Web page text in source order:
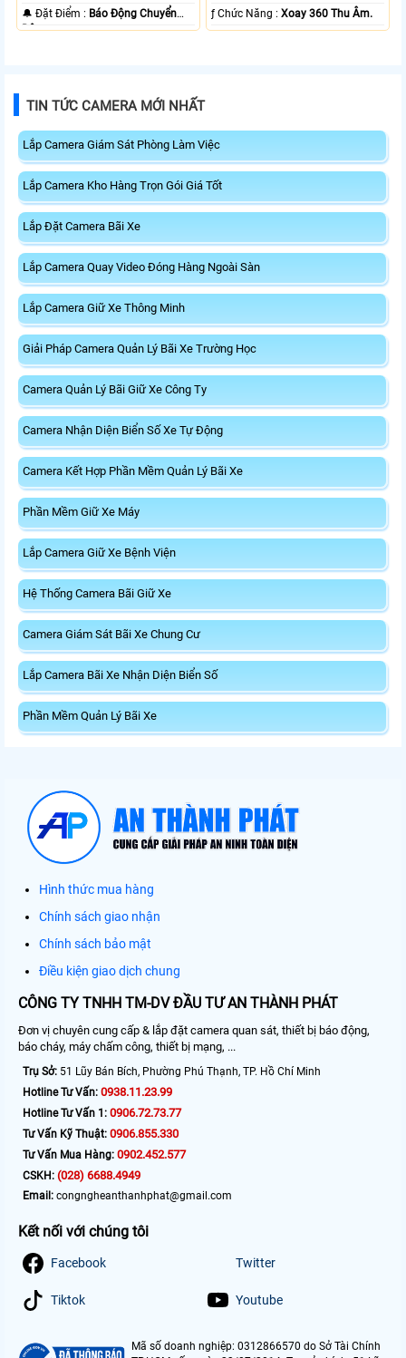
️🔔 Đặt Điểm : Báo Động Chuyển
Động.
️ƒ Chức Năng :Xoay 360 Thu Âm.
TIN TỨC CAMERA MỚI NHẤT
Lắp Camera Giám Sát Phòng Làm Việc
Lắp Camera Kho Hàng Trọn Gói Giá Tốt
Lắp Đặt Camera Bãi Xe
Lắp Camera Quay Video Đóng Hàng Ngoài Sàn
Lắp Camera Giữ Xe Thông Minh
Giải Pháp Camera Quản Lý Bãi Xe Trường Học
Camera Quản Lý Bãi Giữ Xe Công Ty
Camera Nhận Diện Biển Số Xe Tự Động
Camera Kết Hợp Phần Mềm Quản Lý Bãi Xe
Phần Mềm Giữ Xe Máy
Lắp Camera Giữ Xe Bệnh Viện
Hệ Thống Camera Bãi Giữ Xe
Camera Giám Sát Bãi Xe Chung Cư
Lắp Camera Bãi Xe Nhận Diện Biển Số
Phần Mềm Quản Lý Bãi Xe
Hình thức mua hàng
Chính sách giao nhận
Chính sách bảo mật
Điều kiện giao dịch chung
CÔNG TY TNHH TM-DV ĐẦU TƯ AN THÀNH PHÁT
Đơn vị chuyên cung cấp & lắp đặt camera quan sát, thiết bị báo động,
báo cháy, máy chấm công, thiết bị mạng, ...
Trụ Sở: 51 Lũy Bán Bích, Phường Phú Thạnh, TP. Hồ Chí Minh
Hotline Tư Vấn: 0938.11.23.99
Hotline Tư Vấn 1: 0906.72.73.77
Tư Vấn Kỹ Thuật: 0906.855.330
Tư Vấn Mua Hàng: 0902.452.577
CSKH: (028) 6688.4949
Email: congngheanthanhphat@gmail.com
Kết nối với chúng tôi
Facebook Twitter
Tiktok Youtube
Mã số doanh nghiệp: 0312866570 do Sở Tài Chính